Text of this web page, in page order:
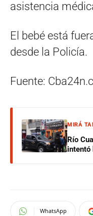
asistencia
El bebé está
desde la Policía.
Fuente:
MIRÁ
Río
intentó
WhatsApp